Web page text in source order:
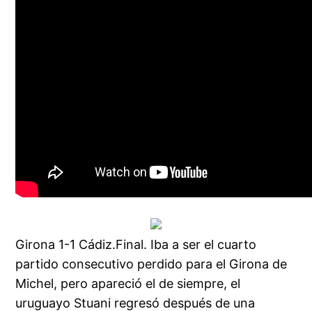
Girona 1-1 Cádiz.Final. Iba a ser el cuarto
partido consecutivo perdido para el Girona de
Michel, pero apareció el de siempre, el
uruguayo Stuani regresó después de una